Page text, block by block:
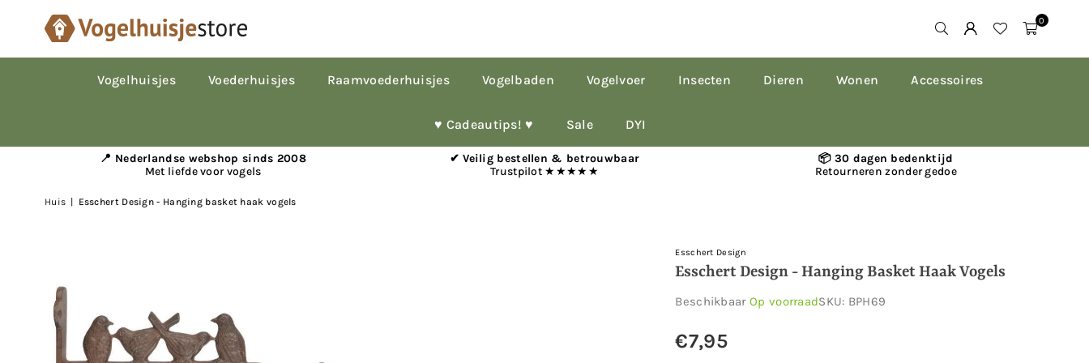
0
Vogelhuisjes Voederhuisjes Raamvoederhuisjes Vogelbaden Vogelvoer Insecten Dieren Wonen Accessoires
♥︎ Cadeautips! ♥︎ Sale DYI
📍 Nederlandse webshop sinds 2008
Met liefde voor vogels
✔ Veilig bestellen & betrouwbaar
Trustpilot ★★★★★
📦 30 dagen bedenktijd
Retourneren zonder gedoe
Huis Esschert Design - Hanging basket haak vogels
Esschert Design
Esschert Design - Hanging Basket Haak Vogels
Beschikbaar Op voorraadSKU: BPH69
Normale
€7,95